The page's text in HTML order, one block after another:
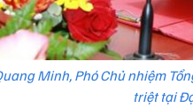
Minh, Phó Chủ nhiệm
triệt tại